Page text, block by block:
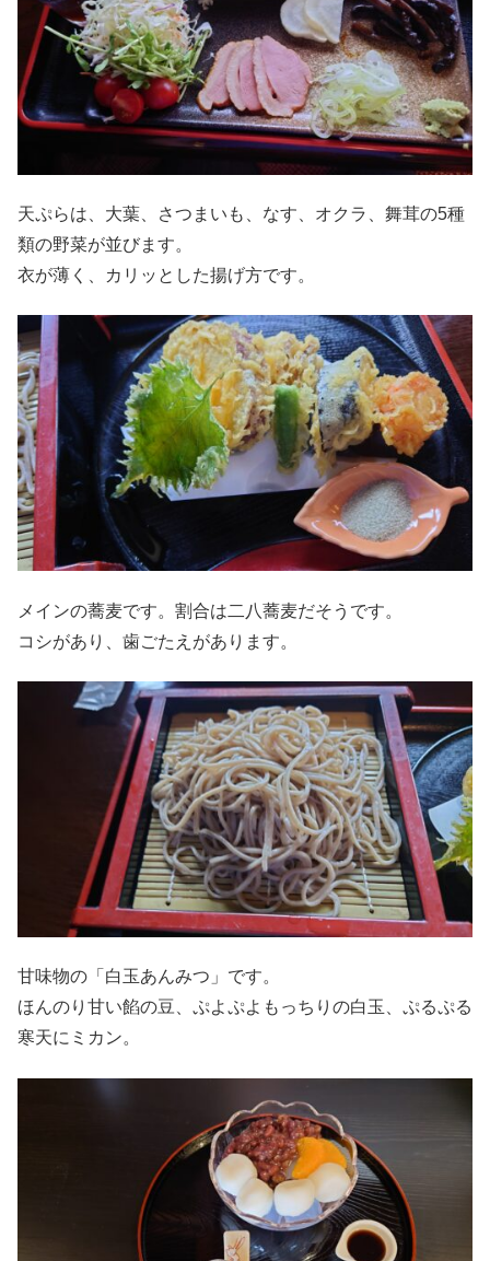
天ぷらは、大葉、さつまいも、なす、オクラ、舞茸の5種
類の野菜が並びます。
衣が薄く、カリッとした揚げ方です。
メインの蕎麦です。割合は二八蕎麦だそうです。
コシがあり、歯ごたえがあります。
甘味物の「白玉あんみつ」です。
ほんのり甘い餡の豆、ぷよぷよもっちりの白玉、ぷるぷる
寒天にミカン。